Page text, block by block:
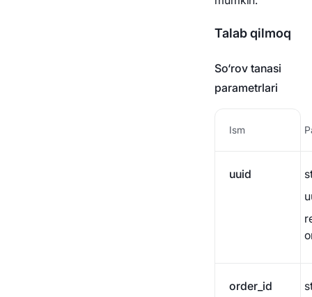
Talab qilmoq
So‘rov tanasi
parametrlari
Ism
uuid
order_id